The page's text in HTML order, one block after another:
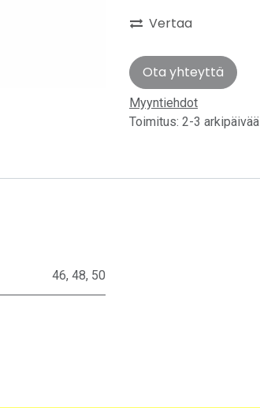
Vertaa
Ota yhteyttä
Myyntiehdot
Toimitus: 2-3 arkipäivää
46, 48, 50